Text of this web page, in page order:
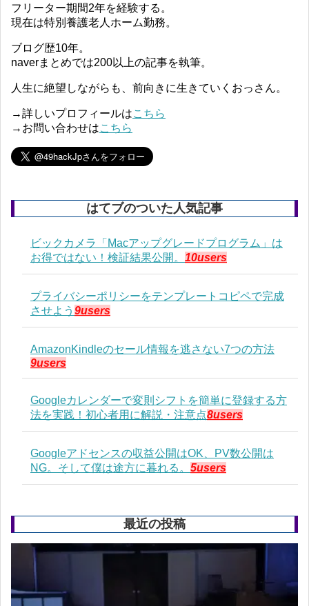
フリーター期間2年を経験する。
現在は特別養護老人ホーム勤務。
ブログ歴10年。
naverまとめでは200以上の記事を執筆。
人生に絶望しながらも、前向きに生きていくおっさん。
→詳しいプロフィールはこちら
→お問い合わせはこちら
はてブのついた人気記事
ビックカメラ「Macアップグレードプログラム」は
お得ではない！検証結果公開。 10users
プライバシーポリシーをテンプレートコピペで完成
させよう 9users
AmazonKindleのセール情報を逃さない7つの方法
9users
Googleカレンダーで変則シフトを簡単に登録する方
法を実践！初心者用に解説・注意点8users
Googleアドセンスの収益公開はOK、PV数公開は
NG。そして僕は途方に暮れる。 5users
最近の投稿